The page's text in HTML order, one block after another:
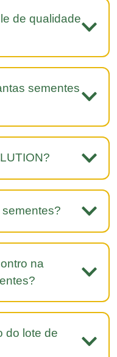
de qualidade
sementes
na
do lote de